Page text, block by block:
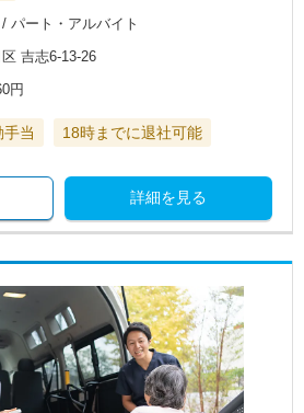
パート・アルバイト
吉志6-13-26
円
手当 18時までに退社可能
詳細を見る